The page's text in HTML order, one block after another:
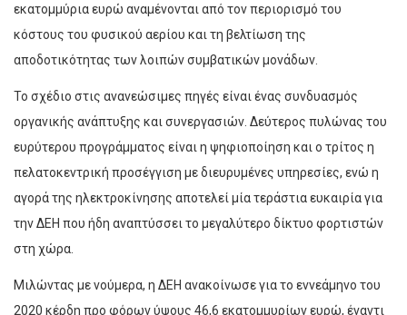
εκατομμύρια ευρώ αναμένονται από τον περιορισμό του
κόστους του φυσικού αερίου και τη βελτίωση της
αποδοτικότητας των λοιπών συμβατικών μονάδων.
Το σχέδιο στις ανανεώσιμες πηγές είναι ένας συνδυασμός
οργανικής ανάπτυξης και συνεργασιών. Δεύτερος πυλώνας του
ευρύτερου προγράμματος είναι η ψηφιοποίηση και ο τρίτος η
πελατοκεντρική προσέγγιση με διευρυμένες υπηρεσίες, ενώ η
αγορά της ηλεκτροκίνησης αποτελεί μία τεράστια ευκαιρία για
την ΔΕΗ που ήδη αναπτύσσει το μεγαλύτερο δίκτυο φορτιστών
στη χώρα.
Μιλώντας με νούμερα, η ΔΕΗ ανακοίνωσε για το εννεάμηνο του
2020 κέρδη προ φόρων ύψους 46,6 εκατομμυρίων ευρώ, έναντι